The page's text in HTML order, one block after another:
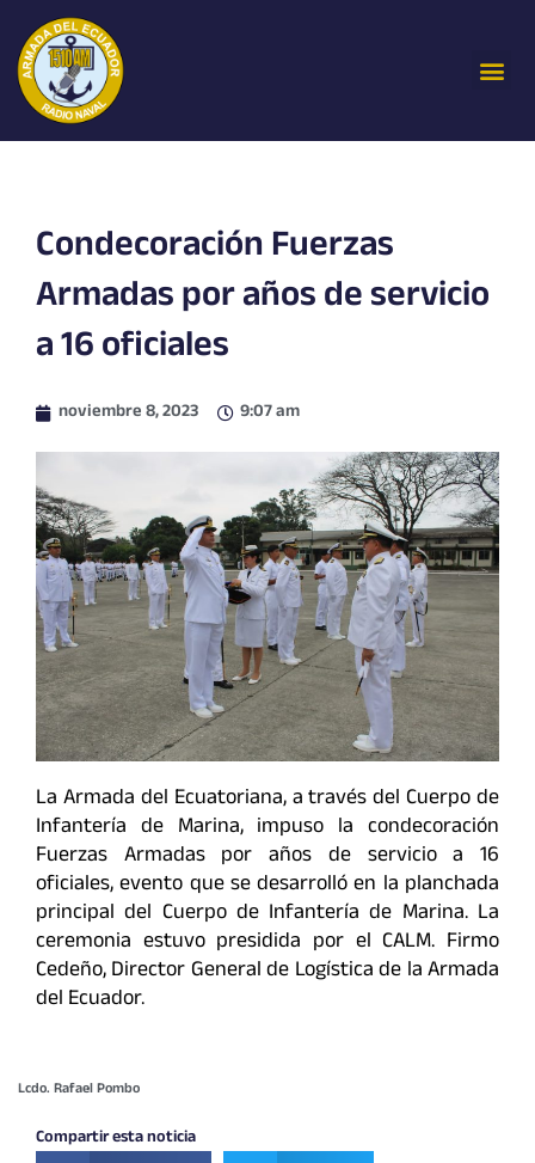
contenido
Condecoración Fuerzas
Armadas por años de servicio
a 16 oficiales
noviembre 8, 2023 9:07 am
La Armada del Ecuatoriana, a través del Cuerpo de
Infantería de Marina, impuso la condecoración
Fuerzas Armadas por años de servicio a 16
oficiales, evento que se desarrolló en la planchada
principal del Cuerpo de Infantería de Marina. La
ceremonia estuvo presidida por el CALM. Firmo
Cedeño, Director General de Logística de la Armada
del Ecuador.
Lcdo. Rafael Pombo
Compartir esta noticia